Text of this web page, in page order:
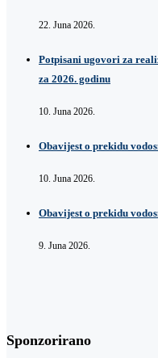
22. Juna 2026.
Potpisani ugovori za
za 2026. godinu
10. Juna 2026.
Obavijest o prekidu
10. Juna 2026.
Obavijest o prekidu
9. Juna 2026.
Sponzorirano